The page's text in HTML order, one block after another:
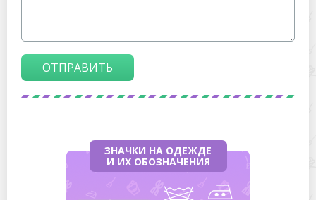
ОТПРАВИТЬ
ЗНАЧКИ НА ОДЕЖДЕ
И ИХ ОБОЗНАЧЕНИЯ